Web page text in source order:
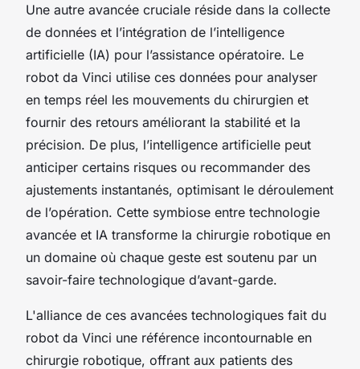
Une autre avancée cruciale réside dans la collecte
de données et l’intégration de l’intelligence
artificielle (IA) pour l’assistance opératoire. Le
robot da Vinci utilise ces données pour analyser
en temps réel les mouvements du chirurgien et
fournir des retours améliorant la stabilité et la
précision. De plus, l’intelligence artificielle peut
anticiper certains risques ou recommander des
ajustements instantanés, optimisant le déroulement
de l’opération. Cette symbiose entre technologie
avancée et IA transforme la chirurgie robotique en
un domaine où chaque geste est soutenu par un
savoir-faire technologique d’avant-garde.
L'alliance de ces avancées technologiques fait du
robot da Vinci une référence incontournable en
chirurgie robotique, offrant aux patients des